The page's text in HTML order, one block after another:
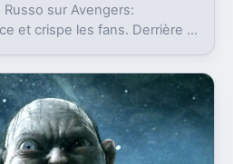
sur Avengers:
et crispe les fans. Derrière la